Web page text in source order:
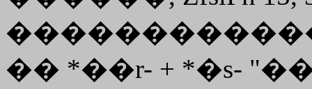
�� *��r- + *�s-